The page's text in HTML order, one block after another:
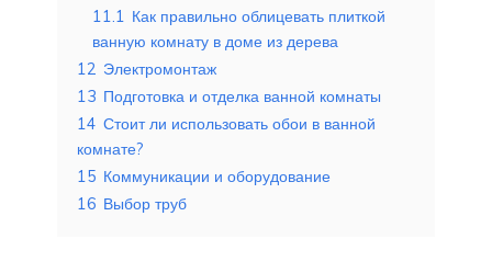
11.1 Как правильно облицевать плиткой
ванную комнату в доме из дерева
12 Электромонтаж
13 Подготовка и отделка ванной комнаты
14 Стоит ли использовать обои в ванной
комнате?
15 Коммуникации и оборудование
16 Выбор труб